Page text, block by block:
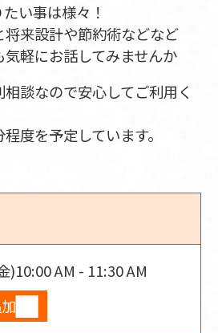
い事は様々！
来設計や節約術などなど
軽にお話してみませんか
談なので安心してご利用く
度を予定しています。
)10:00 AM - 11:30 AM